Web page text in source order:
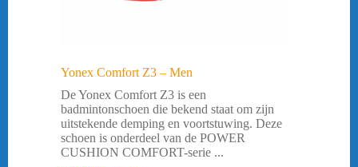
Yonex Comfort Z3 – Men
De Yonex Comfort Z3 is een
badmintonschoen die bekend staat om zijn
uitstekende demping en voortstuwing. Deze
schoen is onderdeel van de POWER
CUSHION COMFORT-serie ...